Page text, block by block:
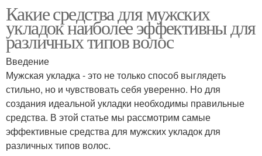
Какие средства для мужских
укладок наиболее эффективны для
различных типов волос
Введение
Мужская укладка - это не только способ выглядеть
стильно, но и чувствовать себя уверенно. Но для
создания идеальной укладки необходимы правильные
средства. В этой статье мы рассмотрим самые
эффективные средства для мужских укладок для
различных типов волос.